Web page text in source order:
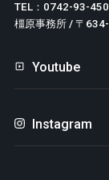
TEL：0742-93-
橿原事務所 / 〒
Youtube
Instagram